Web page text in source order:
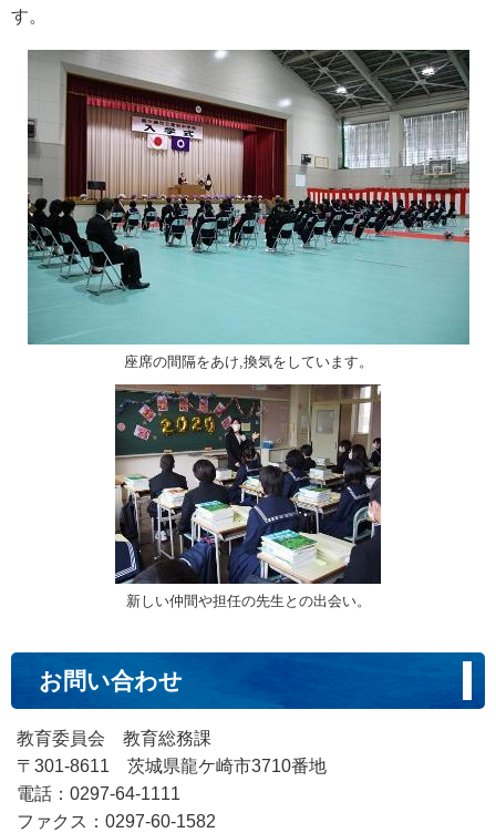
す。
座席の間隔をあけ,換気をしています。
新しい仲間や担任の先生との出会い。
お問い合わせ
教育委員会 教育総務課
〒301-8611 茨城県龍ケ崎市3710番地
電話：0297-64-1111
ファクス：0297-60-1582